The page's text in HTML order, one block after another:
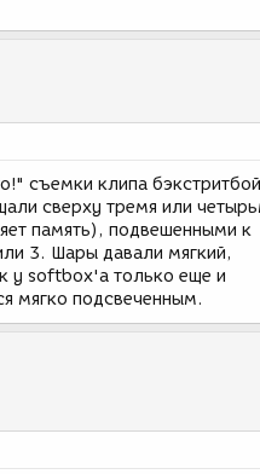
съемки клипа
сверху тремя или
память), подвешенными к
3. Шары давали мягкий,
у softbox'a только еще и
мягко подсвеченным.